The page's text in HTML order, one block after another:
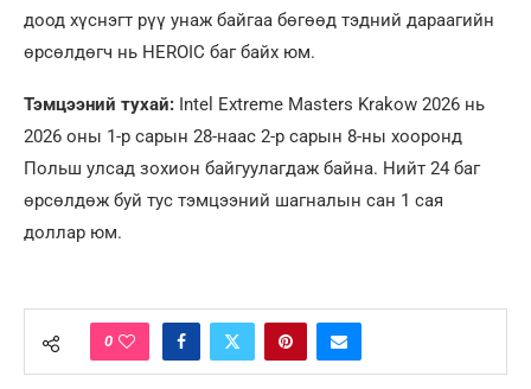
доод хүснэгт рүү унаж байгаа бөгөөд тэдний дараагийн
өрсөлдөгч нь HEROIC баг байх юм.
Тэмцээний тухай: Intel Extreme Masters Krakow 2026 нь
2026 оны 1-р сарын 28-наас 2-р сарын 8-ны хооронд
Польш улсад зохион байгуулагдаж байна. Нийт 24 баг
өрсөлдөж буй тус тэмцээний шагналын сан 1 сая
доллар юм.
0